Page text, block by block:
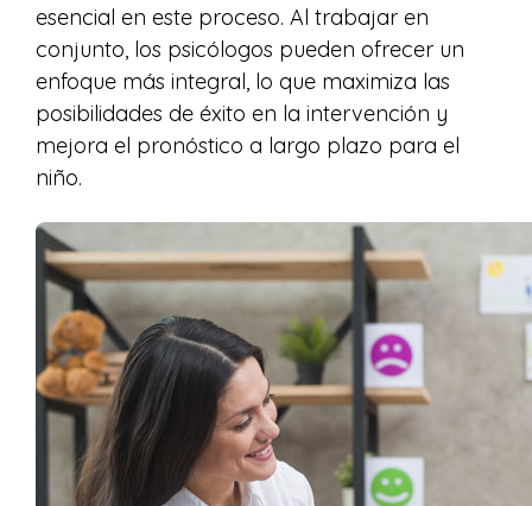
esencial en este proceso. Al trabajar en
conjunto, los psicólogos pueden ofrecer un
enfoque más integral, lo que maximiza las
posibilidades de éxito en la intervención y
mejora el pronóstico a largo plazo para el
niño.